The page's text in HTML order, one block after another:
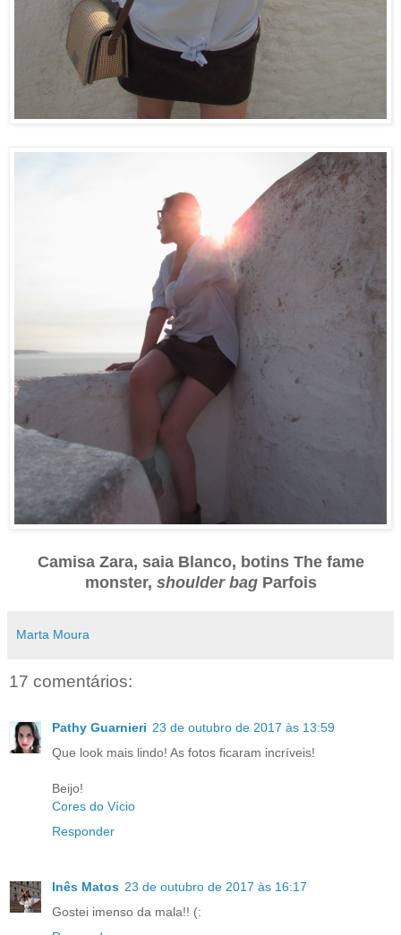
Camisa Zara, saia Blanco, botins The fame
monster, shoulder bagParfois
Marta Moura
17 comentários:
Pathy Guarnieri 23 de outubro de 2017 às 13:59
Que look mais lindo! As fotos ficaram incríveis!
Beijo!
Cores do Vício
Responder
Inês Matos 23 de outubro de 2017 às 16:17
Gostei imenso da mala!! (: